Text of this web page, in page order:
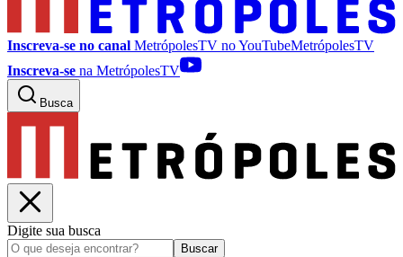
Inscreva-se no canal MetrópolesTV noYouTubeMetrópolesTV
Inscreva-se na MetrópolesTV
Busca
Digite sua busca
Buscar